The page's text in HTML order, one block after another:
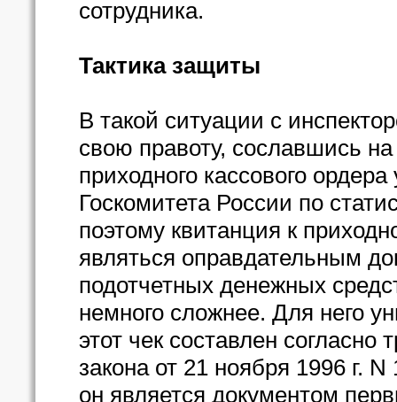
сотрудника.
Тактика защиты
В такой ситуации с
свою правоту, сославшись
приходного кассового
Госкомитета России по
поэтому квитанция к
являться оправдательным
подотчетных денежных
немного сложнее. Для него
этот чек составлен
закона от 21 ноября 1996 г.
он является документом